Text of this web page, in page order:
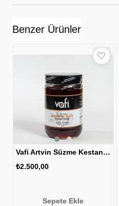
Benzer Ürünler
Vafi Artvin Süzme Kestane Balı 850 gr 1 ADET
₺2.500,00
Sepete Ekle